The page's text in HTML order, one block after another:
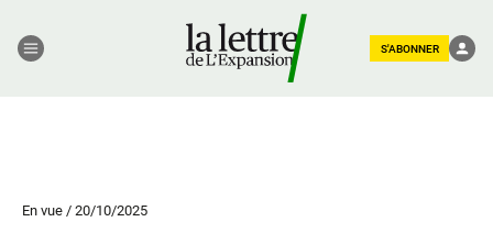
S'ABONNER
En vue / 20/10/2025